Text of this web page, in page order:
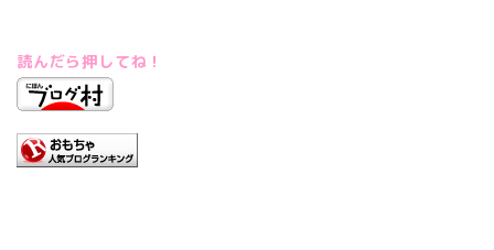
読んだら押してね！